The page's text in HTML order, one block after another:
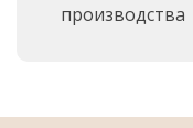
производства